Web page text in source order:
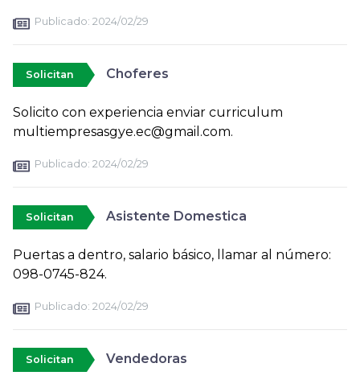
Publicado: 2024/02/29
Solicitan Choferes
Solicito con experiencia enviar curriculum
multiempresasgye.ec@gmail.com.
Publicado: 2024/02/29
Solicitan Asistente Domestica
Puertas a dentro, salario básico, llamar al número:
098-0745-824.
Publicado: 2024/02/29
Solicitan Vendedoras